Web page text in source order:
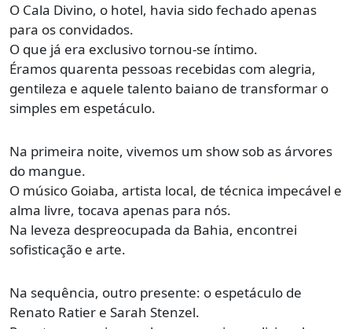
O Cala Divino, o hotel, havia sido fechado apenas
para os convidados.
O que já era exclusivo tornou-se íntimo.
Éramos quarenta pessoas recebidas com alegria,
gentileza e aquele talento baiano de transformar o
simples em espetáculo.
Na primeira noite, vivemos um show sob as árvores
do mangue.
O músico Goiaba, artista local, de técnica impecável e
alma livre, tocava apenas para nós.
Na leveza despreocupada da Bahia, encontrei
sofisticação e arte.
Na sequência, outro presente: o espetáculo de
Renato Ratier e Sarah Stenzel.